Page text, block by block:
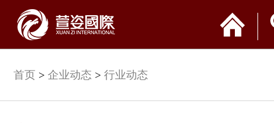
首页 > 企业动态 > 行业动态